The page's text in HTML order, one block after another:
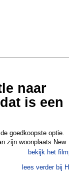
tegen
» naar
is een
goedkoopste optie.
zijn woonplaats New
bekijk het
lees verder bij